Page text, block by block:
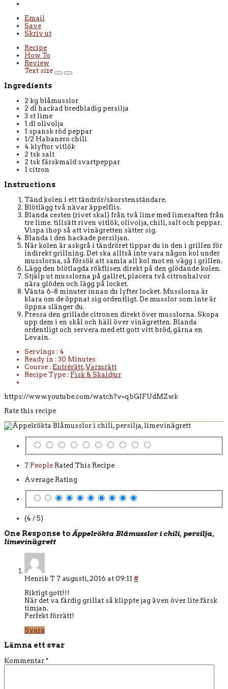
Email
Save
Skriv ut
Recipe
How To
Review
Text size
Ingredients
2 kg blåmusslor
2 dl hackad bredbladig persilja
3 st lime
1 dl olivolja
1 spansk röd peppar
1/2 Habanero chili
4 klyftor vitlök
2 tsk salt
2 tsk färskmald svartpeppar
1 citron
Instructions
Tänd kolen i ett tändrör/skorstenständare.
Blötlägg två nävar äppelflis.
Blanda cesten (rivet skal) från två lime med limesaften från
tre lime. tillsätt riven vitlök, olivolja, chili, salt och peppar.
Vispa ihop så att vinägretten sätter sig.
Blanda i den hackade persiljan.
När kolen är askgrå i tändröret tippar du in den i grillen för
indirekt grillning. Det ska alltså inte vara någon kol under
musslorna, så försök att samla all kol mot en vägg i grillen.
Lägg den blötlagda rökflisen direkt på den glödande kolen.
Stjälp ut musslorna på gallret, placera två citronhalvor
nära glöden och lägg på locket.
Vänta 6-8 minuter innan du lyfter locket. Musslorna är
klara om de öppnat sig ordentligt. De musslor som inte är
öppna slänger du.
Pressa den grillade citronen direkt över musslorna. Skopa
upp dem i en skål och häll över vinägretten. Blanda
ordentligt och servera med ett gott vitt bröd, gärna en
Levain.
Servings : 4
Ready in : 30 Minutes
Course : Entrérätt,Varmrätt
Recipe Type : Fisk & Skaldjur
https://www.youtube.com/watch?v=qbGJFUdMZwk
Rate this recipe
7 People Rated This Recipe
Average Rating
(4 / 5)
One Response toÄppelrökta Blåmusslor i chili, persilja,
limevinägrett
Henrik T 7 augusti, 2016 at 09:11 #
Riktigt gott!!!
När det va färdig grillat så klippte jag även över lite färsk
timjan.
Perfekt förrätt!
Svara
Lämna ett svar
Kommentar *